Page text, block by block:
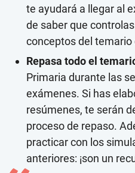
te ayudará a llegar al
de saber que
conceptos del temario
Repasa todo el
Primaria durante las
exámenes. Si has
resúmenes, te serán
proceso de repaso.
practicar con los
anteriores: ¡son un